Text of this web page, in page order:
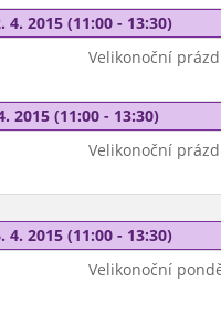
4. 2015 (11:00 - 13:30)
Velikonoční
2015 (11:00 - 13:30)
Velikonoční
4. 2015 (11:00 - 13:30)
Velikonoční